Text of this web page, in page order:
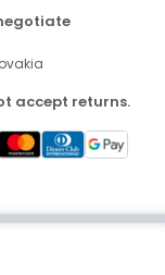
accept returns.